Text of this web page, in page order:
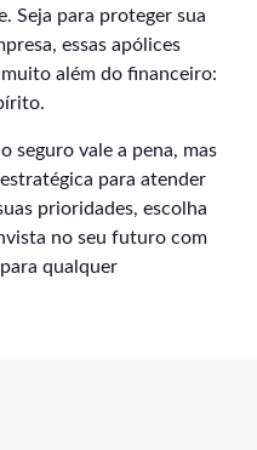
Seja para proteger sua
essas apólices
além do financeiro:
seguro vale a pena, mas
para atender
prioridades, escolha
no seu futuro com
qualquer